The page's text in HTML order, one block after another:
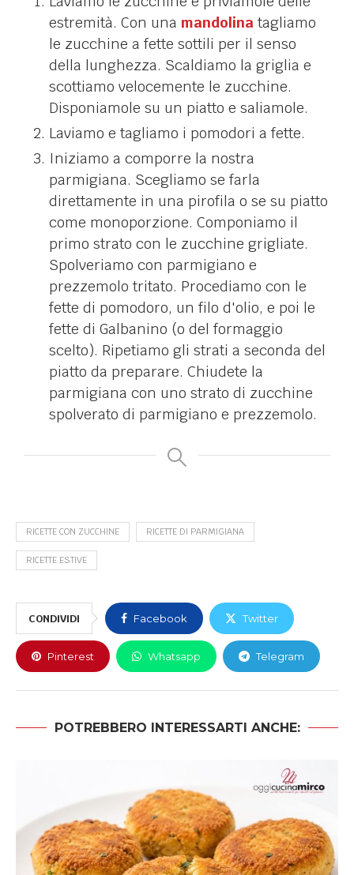
estremità. Con una mandolina tagliamo
le zucchine a fette sottili per il senso
della lunghezza. Scaldiamo la griglia e
scottiamo velocemente le zucchine.
Disponiamole su un piatto e saliamole.
Laviamo e tagliamo i pomodori a fette.
Iniziamo a comporre la nostra
parmigiana. Scegliamo se farla
direttamente in una pirofila o se su piatto
come monoporzione. Componiamo il
primo strato con le zucchine grigliate.
Spolveriamo con parmigiano e
prezzemolo tritato. Procediamo con le
fette di pomodoro, un filo d'olio, e poi le
fette di Galbanino (o del formaggio
scelto). Ripetiamo gli strati a seconda del
piatto da preparare. Chiudete la
parmigiana con uno strato di zucchine
spolverato di parmigiano e prezzemolo.
RICETTE CON ZUCCHINE RICETTE DI PARMIGIANA
RICETTE ESTIVE
CONDIVIDI Facebook Twitter
Pinterest Whatsapp Telegram
POTREBBERO INTERESSARTI ANCHE: